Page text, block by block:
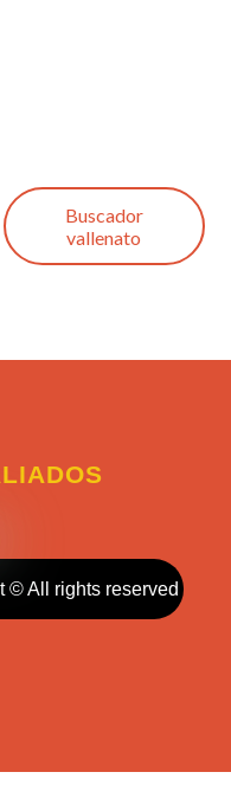
Buscador
vallenato
© All rights reserved